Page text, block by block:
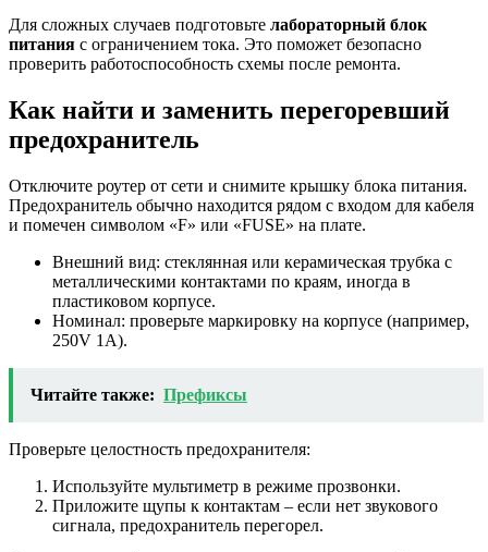
Для сложных случаев подготовьте лабораторный блок
питания с ограничением тока. Это поможет безопасно
проверить работоспособность схемы после ремонта.
Как найти и заменить перегоревший
предохранитель
Отключите роутер от сети и снимите крышку блока питания.
Предохранитель обычно находится рядом с входом для кабеля
и помечен символом «F» или «FUSE» на плате.
Внешний вид: стеклянная или керамическая трубка с
металлическими контактами по краям, иногда в
пластиковом корпусе.
Номинал: проверьте маркировку на корпусе (например,
250V 1A).
Читайте также: Префиксы
Проверьте целостность предохранителя:
Используйте мультиметр в режиме прозвонки.
Приложите щупы к контактам – если нет звукового
сигнала, предохранитель перегорел.